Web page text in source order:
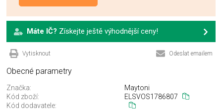
Máte IČ? Získejte ještě výhodnější ceny!
Vytisknout Odeslat emailem
Obecné parametry
Značka:
Maytoni
Kód zboží:
ELSVOS1786807
Kód dodavatele: